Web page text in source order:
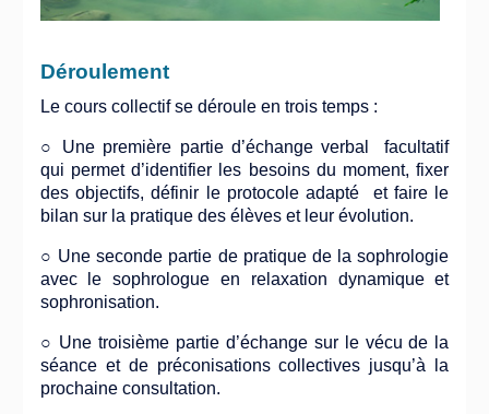
Déroulement
Le cours collectif se déroule en trois temps :
○ Une première partie d’échange verbal facultatif
qui permet d’identifier les besoins du moment, fixer
des objectifs, définir le protocole adapté et faire le
bilan sur la pratique des élèves et leur évolution.
○ Une seconde partie de pratique de la sophrologie
avec le sophrologue en relaxation dynamique et
sophronisation.
○ Une troisième partie d’échange sur le vécu de la
séance et de préconisations collectives jusqu’à la
prochaine consultation.